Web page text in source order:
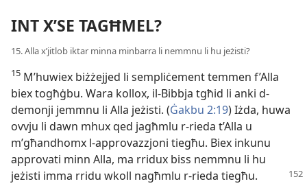
INT X’SE TAGĦMEL?
15. Alla x’jitlob iktar minna minbarra li nemmnu li hu jeżisti?
15 M’huwiex biżżejjed li sempliċement temmen f’Alla
biex togħġbu. Wara kollox, il-Bibbja tgħid li anki d-
demonji jemmnu li Alla jeżisti. (Ġakbu 2:19) Iżda, huwa
ovvju li dawn mhux qed jagħmlu r-rieda t’Alla u
m’għandhomx l-approvazzjoni tiegħu. Biex inkunu
approvati minn Alla, ma rridux biss nemmnu li hu
jeżisti imma rridu wkoll nagħmlu r-rieda tiegħu.